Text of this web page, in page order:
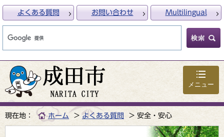
メニュー
よくある質問 お問い合わせ Multilingual
現在地： ホーム よくある質問 安全・安心